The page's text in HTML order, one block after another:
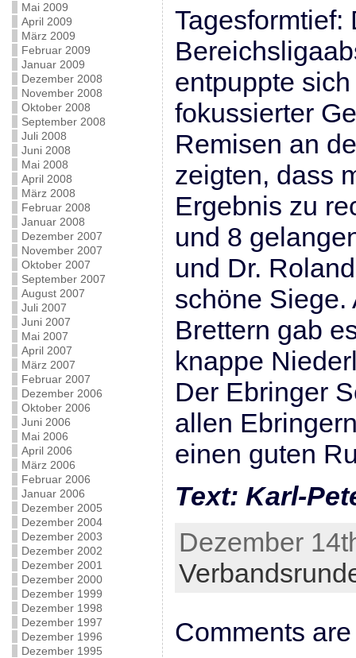
Mai 2009
April 2009
März 2009
Februar 2009
Januar 2009
Dezember 2008
November 2008
Oktober 2008
September 2008
Juli 2008
Juni 2008
Mai 2008
April 2008
März 2008
Februar 2008
Januar 2008
Dezember 2007
November 2007
Oktober 2007
September 2007
August 2007
Juli 2007
Juni 2007
Mai 2007
April 2007
März 2007
Februar 2007
Dezember 2006
Oktober 2006
Juni 2006
Mai 2006
April 2006
März 2006
Februar 2006
Januar 2006
Dezember 2005
Dezember 2004
Dezember 2003
Dezember 2002
Dezember 2001
Dezember 2000
Dezember 1999
Dezember 1998
Dezember 1997
Dezember 1996
Dezember 1995
Tagesformtief:
entpuppte
fokussierter
Remisen an
zeigten, dass
Ergebnis zu
und 8
und Dr.
schöne Siege.
Brettern gab
knappe
Der Ebringer
allen
einen guten
Text: Karl-
Dezember
Comments